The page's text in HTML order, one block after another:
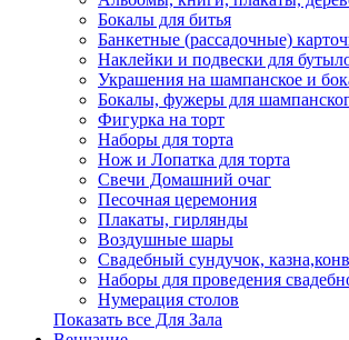
Бокалы для битья
Банкетные (рассадочные)
Наклейки и подвески для
Украшения на шампанское и
Бокалы, фужеры для
Фигурка на торт
Наборы для торта
Нож и Лопатка для торта
Свечи Домашний очаг
Песочная церемония
Плакаты, гирлянды
Воздушные шары
Свадебный сундучок,
Наборы для проведения
Нумерация столов
Показать все Для Зала